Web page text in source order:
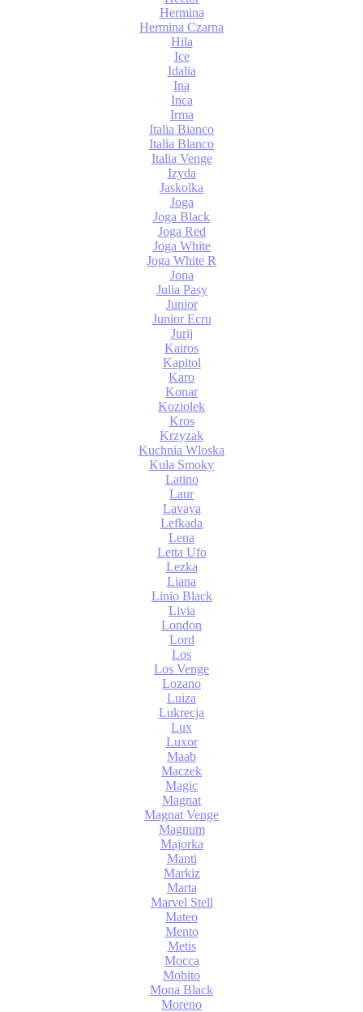
Hermina
Hermina Czarna
Hila
Ice
Idalia
Ina
Inca
Irma
Italia Bianco
Italia Blanco
Italia Venge
Izyda
Jaskolka
Joga
Joga Black
Joga Red
Joga White
Joga White R
Jona
Julia Pasy
Junior
Junior Ecru
Jurij
Kairos
Kapitol
Karo
Konar
Koziolek
Kros
Krzyzak
Kuchnia Wloska
Kula Smoky
Latino
Laur
Lavaya
Lefkada
Lena
Letta Ufo
Lezka
Liana
Linio Black
Livia
London
Lord
Los
Los Venge
Lozano
Luiza
Lukrecja
Lux
Luxor
Maab
Maczek
Magic
Magnat
Magnat Venge
Magnum
Majorka
Manti
Markiz
Marta
Marvel Stell
Mateo
Mento
Metis
Mocca
Mohito
Mona Black
Moreno